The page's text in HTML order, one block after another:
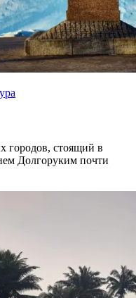
городов, стоящий в
Долгоруким почти